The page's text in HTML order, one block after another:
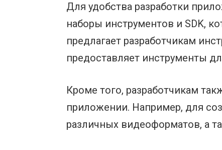
Для удобства разработки
наборы инструментов и SDK,
предлагает разработчикам
предоставляет инструменты
Кроме того, разработчикам
приложении. Например, для
различных видеоформатов, а